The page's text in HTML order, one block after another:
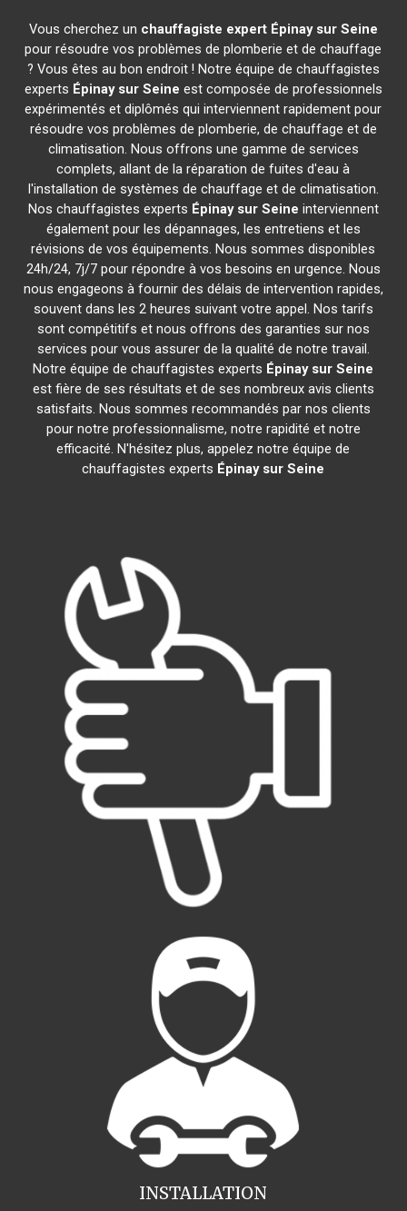
Vous cherchez un chauffagiste expert Épinay sur Seine
pour résoudre vos problèmes de plomberie et de chauffage
? Vous êtes au bon endroit ! Notre équipe de chauffagistes
experts Épinay sur Seine est composée de professionnels
expérimentés et diplômés qui interviennent rapidement pour
résoudre vos problèmes de plomberie, de chauffage et de
climatisation. Nous offrons une gamme de services
complets, allant de la réparation de fuites d'eau à
l'installation de systèmes de chauffage et de climatisation.
Nos chauffagistes experts Épinay sur Seine interviennent
également pour les dépannages, les entretiens et les
révisions de vos équipements. Nous sommes disponibles
24h/24, 7j/7 pour répondre à vos besoins en urgence. Nous
nous engageons à fournir des délais de intervention rapides,
souvent dans les 2 heures suivant votre appel. Nos tarifs
sont compétitifs et nous offrons des garanties sur nos
services pour vous assurer de la qualité de notre travail.
Notre équipe de chauffagistes experts Épinay sur Seine
est fière de ses résultats et de ses nombreux avis clients
satisfaits. Nous sommes recommandés par nos clients
pour notre professionnalisme, notre rapidité et notre
efficacité. N'hésitez plus, appelez notre équipe de
chauffagistes experts Épinay sur Seine
INSTALLATION